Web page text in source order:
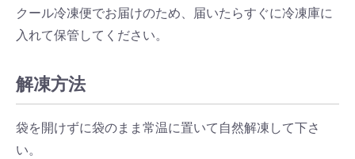
クール冷凍便でお届けのため、届いたらすぐに冷凍庫に
入れて保管してください。
解凍方法
袋を開けずに袋のまま常温に置いて自然解凍して下さ
い。